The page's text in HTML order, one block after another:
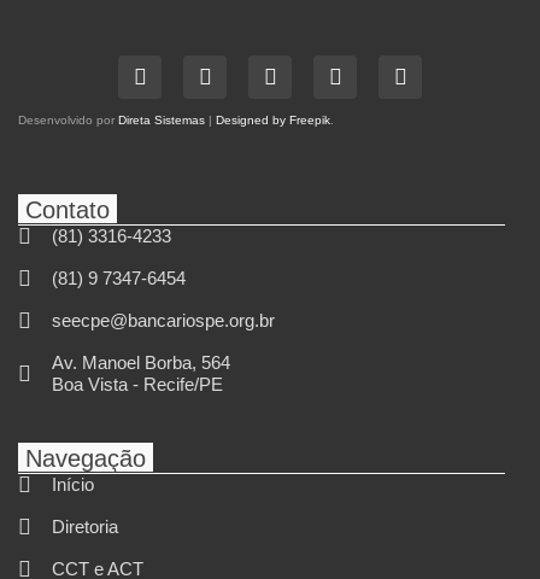
Desenvolvido por Direta Sistemas Designed by Freepik.
Contato
(81) 3316-4233
(81) 9 7347-6454
seecpe@bancariospe.org.br
Av. Manoel Borba, 564
Boa Vista - Recife/PE
Navegação
Início
Diretoria
CCT e ACT